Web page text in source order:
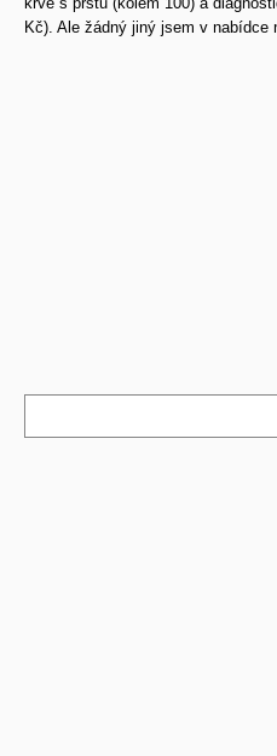
Kč). Ale žádný jiný jsem v nabídce